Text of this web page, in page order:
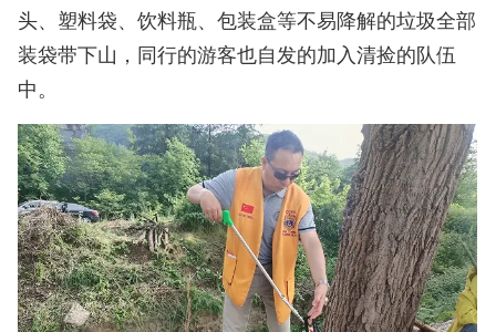
头、塑料袋、饮料瓶、包装盒等不易降解的垃圾全部
装袋带下山，同行的游客也自发的加入清捡的队伍
中。